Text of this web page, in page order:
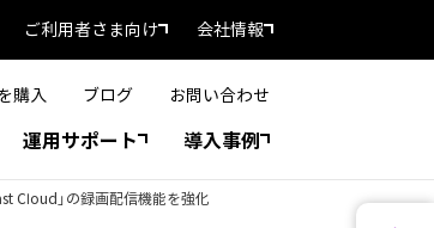
ご利用者さま向け 会社情報
購入 ブログ お問い合わせ
運用サポート 導入事例
Cloud」の録画配信機能を強化